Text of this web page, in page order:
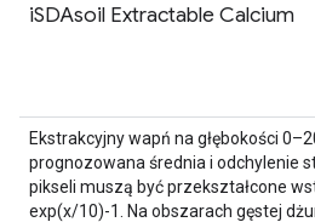
iSDAsoil Extractable Calcium
Ekstrakcyjny wapń na głębokości
prognozowana średnia i odchylenie
pikseli muszą być przekształcone
exp(x/10)-1. Na obszarach gęstej